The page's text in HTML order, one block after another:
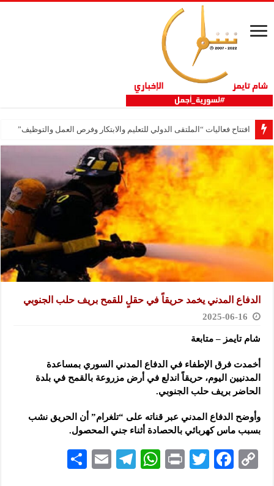
افتتاح فعاليات “الملتقى الدولي للتعليم والابتكار وفرص العمل والتوظيف”
الدفاع المدني يخمد حريقاً في حقلٍ للقمح بريف حلب الجنوبي
2025-06-16
شام تايمز – متابعة
أخمدت فرق الإطفاء في الدفاع المدني السوري بمساعدة
المدنيين اليوم، حريقاً اندلع في أرض مزروعة بالقمح في بلدة
الحاضر بريف حلب الجنوبي.
وأوضح الدفاع المدني عبر قناته على “تلغرام” أن الحريق نشب
بسبب ماس كهربائي بالحصادة أثناء جني المحصول.
C
F
T
P
W
Te
E